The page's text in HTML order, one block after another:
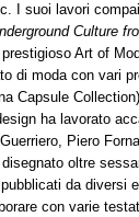
I suoi lavori
Culture
Art of
di moda con vari
Capsule
ha lavorato
Piero
oltre
da diversi
con varie